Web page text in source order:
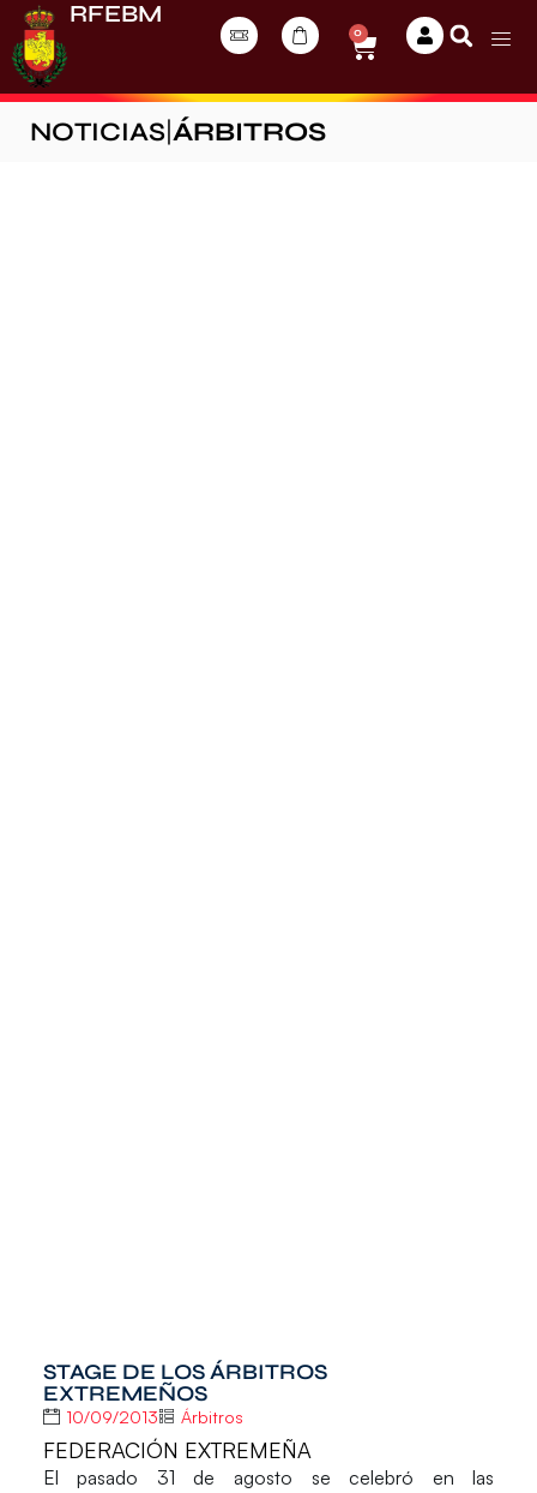
RFEBM
0
NOTICIAS ÁRBITROS
STAGE DE LOS ÁRBITROS
EXTREMEÑOS
10/09/2013 Árbitros
FEDERACIÓN EXTREMEÑA
El pasado 31 de agosto se celebró en las